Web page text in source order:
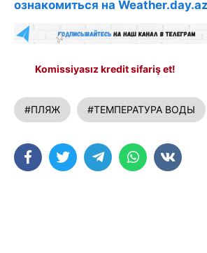
ознакомиться на Weather.day.az
Komissiyasız kredit sifariş et!
#ПЛЯЖ #ТЕМПЕРАТУРА ВОДЫ